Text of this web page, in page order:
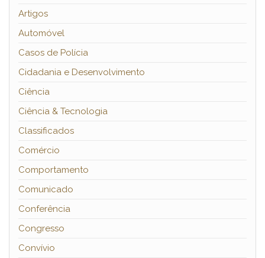
Artigos
Automóvel
Casos de Polícia
Cidadania e Desenvolvimento
Ciência
Ciência & Tecnologia
Classificados
Comércio
Comportamento
Comunicado
Conferência
Congresso
Convívio